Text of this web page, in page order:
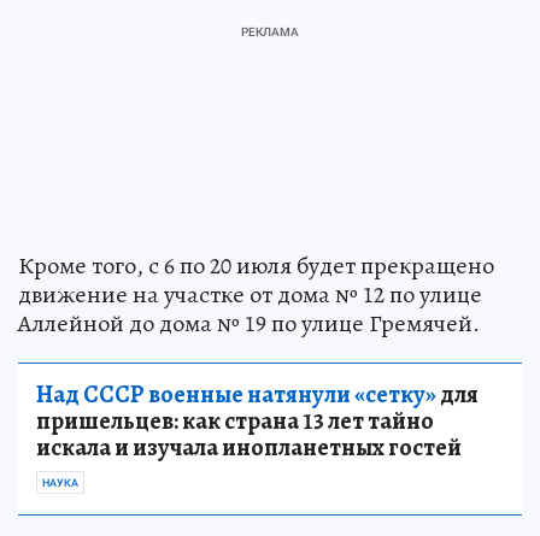
Кроме того, с 6 по 20 июля будет прекращено
движение на участке от дома № 12 по улице
Аллейной до дома № 19 по улице Гремячей.
Над СССР военные натянули «сетку»для
пришельцев: как страна 13 лет тайно
искала и изучала инопланетных гостей
НАУКА